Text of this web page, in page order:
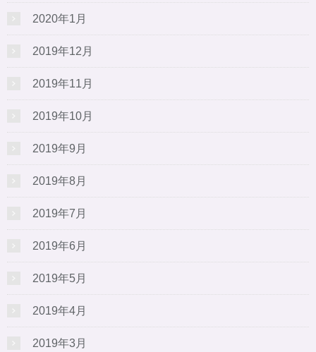
2020年1月
2019年12月
2019年11月
2019年10月
2019年9月
2019年8月
2019年7月
2019年6月
2019年5月
2019年4月
2019年3月